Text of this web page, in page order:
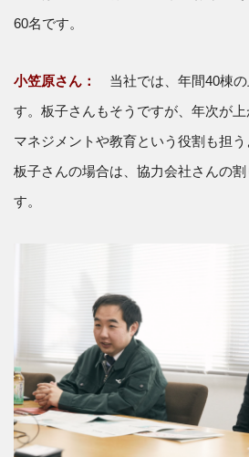
60名です。
小笠原さん：
当社では、年間40棟の
す。板子さんもそうですが、年次が
マネジメントや教育という役割も担う
板子さんの場合は、協力会社さんの
す。